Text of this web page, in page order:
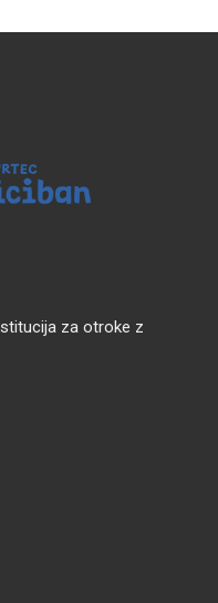
za otroke z